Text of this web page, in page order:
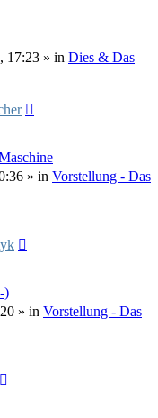
17:23 » in Dies & Das
» in Vorstellung - Das
)
» in Vorstellung - Das